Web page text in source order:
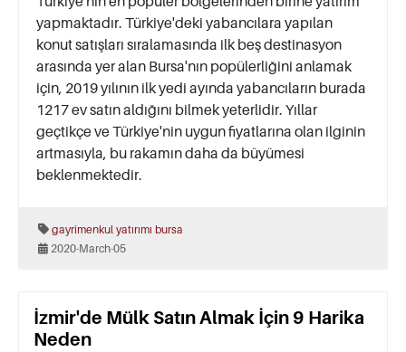
yapmaktadır. Türkiye'deki yabancılara yapılan
konut satışları sıralamasında ilk beş destinasyon
arasında yer alan Bursa'nın popülerliğini anlamak
için, 2019 yılının ilk yedi ayında yabancıların burada
1217 ev satın aldığını bilmek yeterlidir. Yıllar
geçtikçe ve Türkiye'nin uygun fiyatlarına olan ilginin
artmasıyla, bu rakamın daha da büyümesi
beklenmektedir.
gayrimenkul yatırımı bursa
2020-March-05
İzmir'de Mülk Satın Almak İçin 9 Harika
Neden